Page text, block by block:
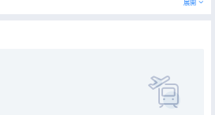
雅的商務區，全覆蓋無線網絡、自助現磨咖啡和下午茶等設施，讓您全